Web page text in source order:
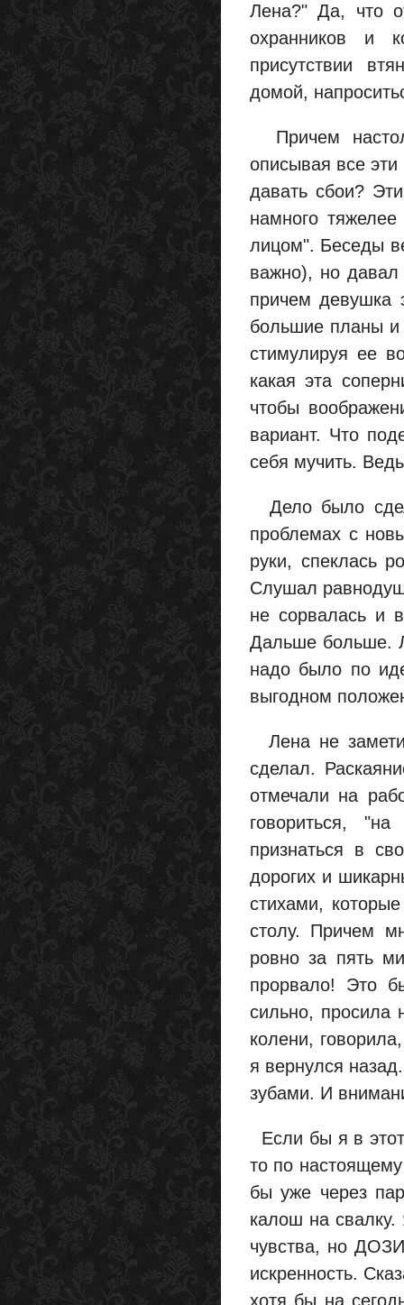
Лена?" Да, что
охранников и
присутствии
домой,
Причем
описывая все
давать сбои?
намного
лицом". Беседы
важно), но давал
причем девушка
большие планы и
стимулируя ее
какая эта
чтобы
вариант. Что
себя мучить.
Дело было
проблемах с
руки, спеклась
Слушал
не сорвалась и
Дальше больше.
надо было по
выгодном
Лена не
сделал.
отмечали на
говориться,
признаться в
дорогих и
стихами,
столу. Причем
ровно за пять
прорвало! Это
сильно, просила
колени,
я вернулся
зубами. И
Если бы я в
то по
бы уже через
калош на свалку.
чувства, но
искренность.
хотя бы на